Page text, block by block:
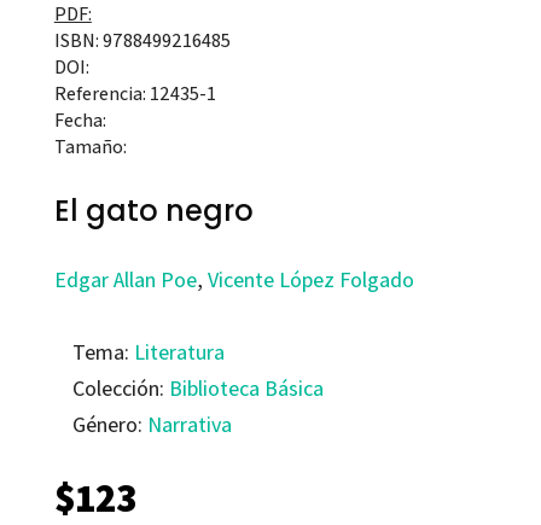
PDF:
ISBN: 9788499216485
DOI:
Referencia: 12435-1
Fecha:
Tamaño:
El gato negro
Edgar Allan Poe, Vicente López Folgado
Tema: Literatura
Colección: Biblioteca Básica
Género: Narrativa
$123